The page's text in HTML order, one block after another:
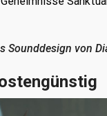
Sounddesign von